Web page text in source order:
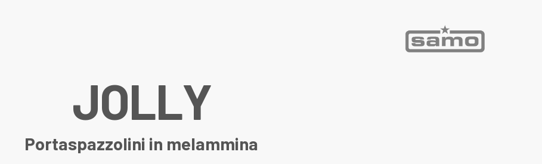
JOLLY
Portaspazzolini in melammina